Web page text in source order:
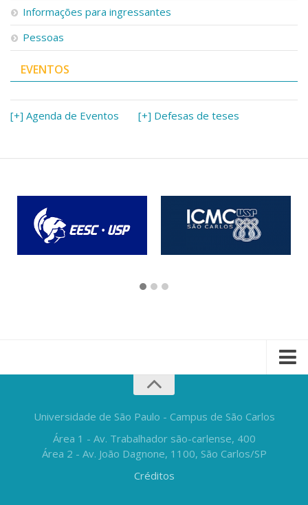
Informações para ingressantes
Pessoas
EVENTOS
[+] Agenda de Eventos [+] Defesas de teses
Universidade de São Paulo - Campus de São Carlos
Área 1 - Av. Trabalhador são-carlense, 400
Área 2 - Av. João Dagnone, 1100, São Carlos/SP
Créditos